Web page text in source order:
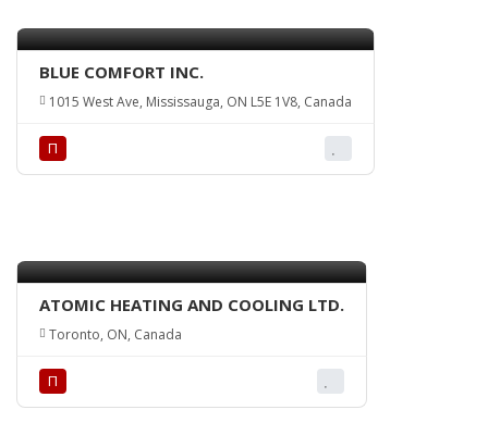
BLUE COMFORT INC.
1015 West Ave, Mississauga, ON L5E 1V8, Canada
П
ATOMIC HEATING AND COOLING LTD.
Toronto, ON, Canada
П